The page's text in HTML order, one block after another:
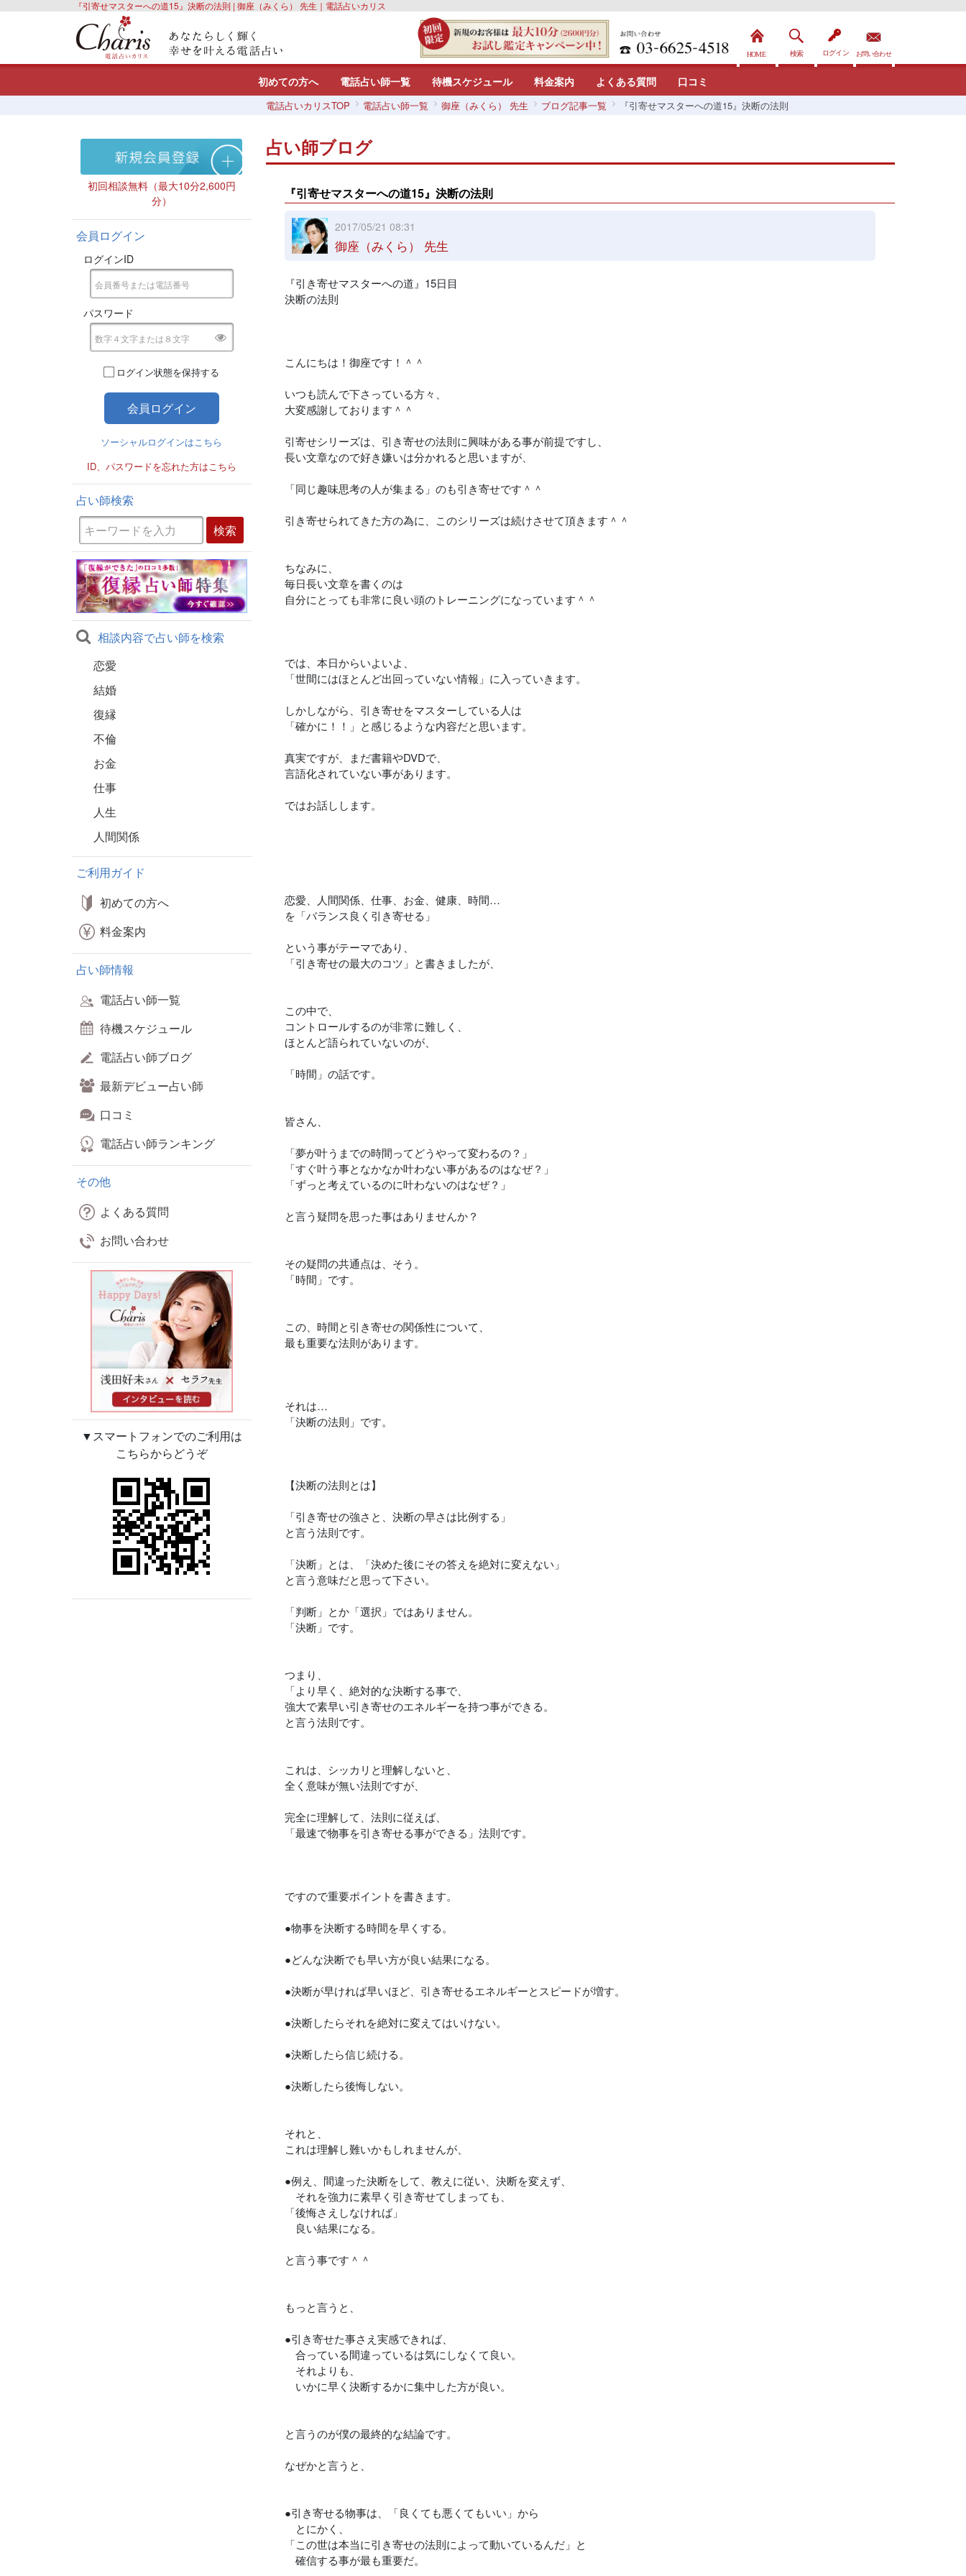
『引寄せマスターへの道15』決断の法則 | 御座（みくら） 先生｜電話占いカリス
初めての方へ 電話占い師一覧 待機スケジュール 料金案内 よくある質問 口コミ
電話占いカリスTOP 電話占い師一覧 御座（みくら） 先生 ブログ記事一覧 『引寄せマスターへの道15』決断の法則
初回相談無料（最大10分2,600円
分）
会員ログイン
ログインID
パスワード
ログイン状態を保持する
ソーシャルログインはこちら
ID、パスワードを忘れた方はこちら
占い師検索
相談内容で占い師を検索
恋愛
結婚
復縁
不倫
お金
仕事
人生
人間関係
ご利用ガイド
初めての方へ
料金案内
占い師情報
電話占い師一覧
待機スケジュール
電話占い師ブログ
最新デビュー占い師
口コミ
電話占い師ランキング
その他
よくある質問
お問い合わせ
▼スマートフォンでのご利用は
こちらからどうぞ
占い師ブログ
『引寄せマスターへの道15』決断の法則
2017/05/21 08:31
御座（みくら） 先生
『引き寄せマスターへの道』15日目
決断の法則
こんにちは！御座です！＾＾
いつも読んで下さっている方々、
大変感謝しております＾＾
引寄せシリーズは、引き寄せの法則に興味がある事が前提ですし、
長い文章なので好き嫌いは分かれると思いますが、
「同じ趣味思考の人が集まる」のも引き寄せです＾＾
引き寄せられてきた方の為に、このシリーズは続けさせて頂きます＾＾
ちなみに、
毎日長い文章を書くのは
自分にとっても非常に良い頭のトレーニングになっています＾＾
では、本日からいよいよ、
「世間にはほとんど出回っていない情報」に入っていきます。
しかしながら、引き寄せをマスターしている人は
「確かに！！」と感じるような内容だと思います。
真実ですが、まだ書籍やDVDで、
言語化されていない事があります。
ではお話しします。
恋愛、人間関係、仕事、お金、健康、時間…
を「バランス良く引き寄せる」
という事がテーマであり、
「引き寄せの最大のコツ」と書きましたが、
この中で、
コントロールするのが非常に難しく、
ほとんど語られていないのが、
「時間」の話です。
皆さん、
「夢が叶うまでの時間ってどうやって変わるの？」
「すぐ叶う事となかなか叶わない事があるのはなぜ？」
「ずっと考えているのに叶わないのはなぜ？」
と言う疑問を思った事はありませんか？
その疑問の共通点は、そう。
「時間」です。
この、時間と引き寄せの関係性について、
最も重要な法則があります。
それは…
「決断の法則」です。
【決断の法則とは】
「引き寄せの強さと、決断の早さは比例する」
と言う法則です。
「決断」とは、「決めた後にその答えを絶対に変えない」
と言う意味だと思って下さい。
「判断」とか「選択」ではありません。
「決断」です。
つまり、
「より早く、絶対的な決断する事で、
強大で素早い引き寄せのエネルギーを持つ事ができる。
と言う法則です。
これは、シッカリと理解しないと、
全く意味が無い法則ですが、
完全に理解して、法則に従えば、
「最速で物事を引き寄せる事ができる」法則です。
ですので重要ポイントを書きます。
●物事を決断する時間を早くする。
●どんな決断でも早い方が良い結果になる。
●決断が早ければ早いほど、引き寄せるエネルギーとスピードが増す。
●決断したらそれを絶対に変えてはいけない。
●決断したら信じ続ける。
●決断したら後悔しない。
それと、
これは理解し難いかもしれませんが、
●例え、間違った決断をして、教えに従い、決断を変えず、
それを強力に素早く引き寄せてしまっても、
「後悔さえしなければ」
良い結果になる。
と言う事です＾＾
もっと言うと、
●引き寄せた事さえ実感できれば、
合っている間違っているは気にしなくて良い。
それよりも、
いかに早く決断するかに集中した方が良い。
と言うのが僕の最終的な結論です。
なぜかと言うと、
●引き寄せる物事は、「良くても悪くてもいい」から
とにかく、
「この世は本当に引き寄せの法則によって動いているんだ」と
確信する事が最も重要だ。